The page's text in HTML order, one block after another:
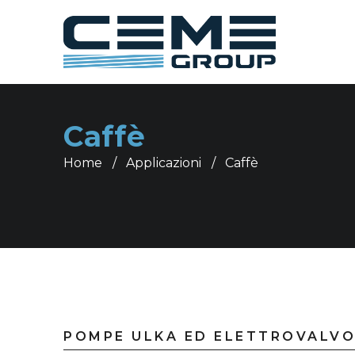
Caffè
Home Applicazioni Caffè
POMPE ULKA ED